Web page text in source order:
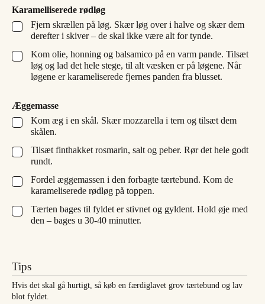
Karamelliserede rødløg
▢
Fjern skrællen på løg. Skær løg over i halve og skær dem
derefter i skiver – de skal ikke være alt for tynde.
▢
Kom olie, honning og balsamico på en varm pande. Tilsæt
løg og lad det hele stege, til alt væsken er på løgene. Når
løgene er karameliserede fjernes panden fra blusset.
Æggemasse
▢
Kom æg i en skål. Skær mozzarella i tern og tilsæt dem
skålen.
▢
Tilsæt finthakket rosmarin, salt og peber. Rør det hele godt
rundt.
▢
Fordel æggemassen i den forbagte tærtebund. Kom de
karameliserede rødløg på toppen.
▢
Tærten bages til fyldet er stivnet og gyldent. Hold øje med
den – bages u 30-40 minutter.
Tips
Hvis det skal gå hurtigt, så køb en færdiglavet grov tærtebund og lav
blot fyldet.